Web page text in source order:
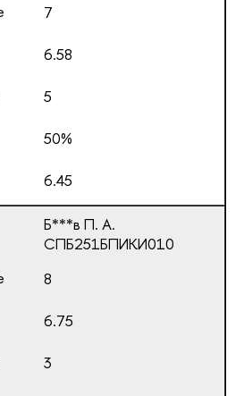
7
6.58
5
50%
6.45
Б***в П. А.
СПБ251БПИКИ010
8
6.75
3